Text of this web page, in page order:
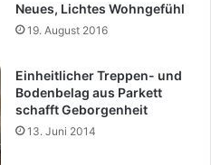
Neues, Lichtes Wohngefühl
19. August 2016
Einheitlicher Treppen- und
Bodenbelag aus Parkett
schafft Geborgenheit
13. Juni 2014